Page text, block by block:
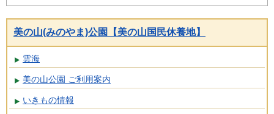
美の山(みのやま)公園【美の山国民休養地】
雲海
美の山公園 ご利用案内
いきもの情報